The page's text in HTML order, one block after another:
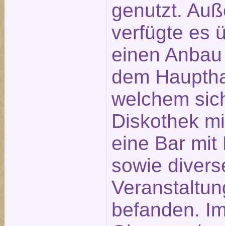
genutzt.
verfügte es
einen
dem
welchem
Diskothek
eine Bar mit
sowie
befanden.